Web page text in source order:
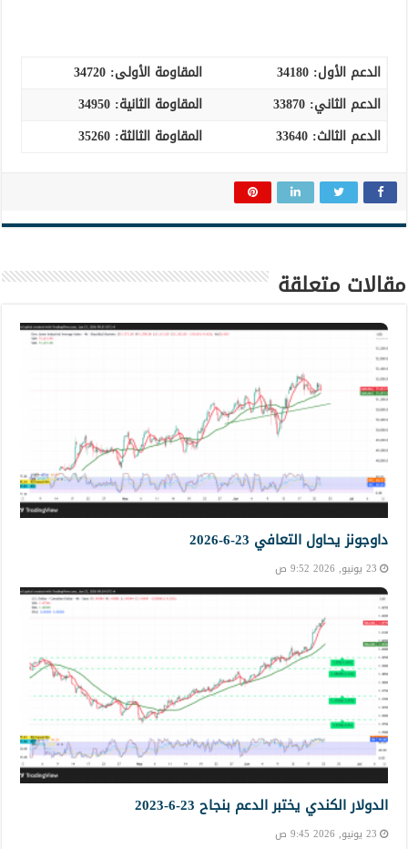
الدعم الأول: 34180 المقاومة الأولى: 34720
الدعم الثاني: 33870
المقاومة الثانية: 34950
الدعم الثالث:
33640 المقاومة الثالثة: 35260
مقالات متعلقة
داوجونز يحاول التعافي 23-6-2026
23 يونيو, 2026 9:52 ص
الدولار الكندي يختبر الدعم بنجاح 23-6-2023
23 يونيو, 2026 9:45 ص